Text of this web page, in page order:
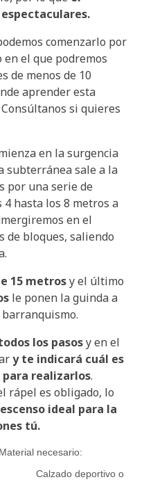
comenzarlo por
el que podremos
de menos de 10
aprender esta
si quieres
en la surgencia
subterránea sale a la
por una serie de
hasta los 8 metros a
en el
de bloques, saliendo
15 metrosy el último
le ponen la guinda a
los pasosy en el
y te indicará cuál es
realizarlos.
rápel es obligado, lo
ideal para la
tú.
Material necesario:
Calzado deportivo o